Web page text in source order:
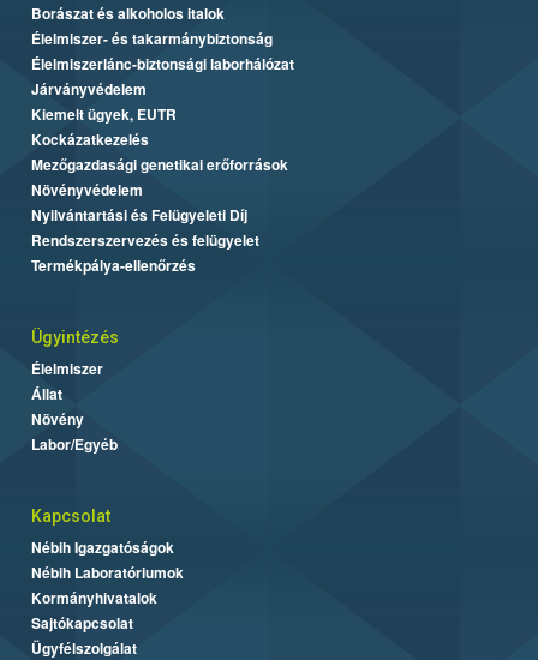
Borászat és alkoholos italok
Élelmiszer- és takarmánybiztonság
Élelmiszerlánc-biztonsági laborhálózat
Járványvédelem
Kiemelt ügyek, EUTR
Kockázatkezelés
Mezőgazdasági genetikai erőforrások
Növényvédelem
Nyilvántartási és Felügyeleti Díj
Rendszerszervezés és felügyelet
Termékpálya-ellenőrzés
Ügyintézés
Élelmiszer
Állat
Növény
Labor/Egyéb
Kapcsolat
Nébih Igazgatóságok
Nébih Laboratóriumok
Kormányhivatalok
Sajtókapcsolat
Ügyfélszolgálat